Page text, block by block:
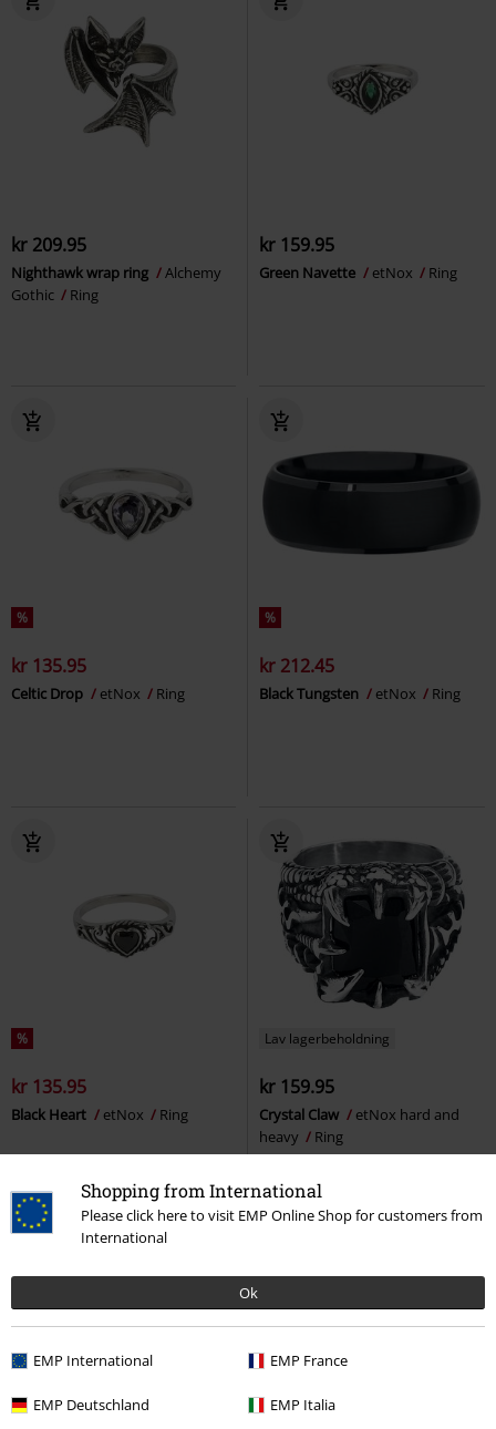
Shopping from International
Please click here to visit EMP Online Shop for customers from
International
Ok
EMP International EMP France
EMP Deutschland EMP Italia
kr 209.95
Nighthawk wrap ring
Alchemy
Gothic
Ring
kr 159.95
Green Navette etNox Ring
%
kr 135.95
Celtic Drop etNox Ring
%
kr 212.45
Black Tungsten etNox Ring
%
kr 135.95
Black Heart etNox Ring
Lav lagerbeholdning
kr 159.95
Crystal Claw
etNox hard and
heavy
Ring